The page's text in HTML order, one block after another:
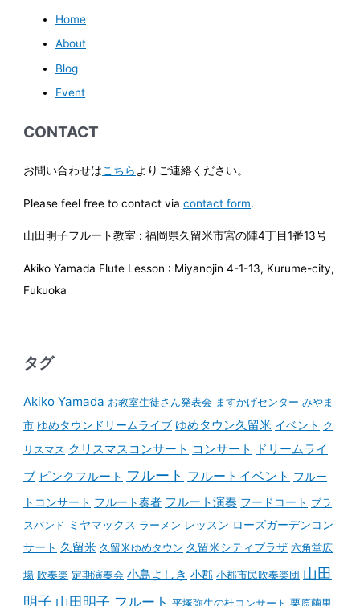
Home
About
Blog
Event
CONTACT
お問い合わせはこちら よりご連絡ください。
Please feel free to contact viacontact form.
山田明子フルート教室 : 福岡県久留米市宮の陣4丁目1番13号
Akiko Yamada Flute Lesson : Miyanojin 4-1-13, Kurume-city,
Fukuoka
タグ
Akiko Yamada お教室生徒さん発表会 ますかげセンター みやま
市 ゆめタウンドリームライブ ゆめタウン久留米 イベント ク
リスマス クリスマスコンサート コンサート
ドリームライ
ブ ピンクフルート フルート フルートイベント フルー
トコンサート フルート奏者 フルート演奏 フードコート ブラ
スバンド ミヤマックス ラーメン レッスン ローズガーデンコン
サート 久留米 久留米ゆめタウン 久留米シティプラザ 六角堂広
場 吹奏楽 定期演奏会 小島よしき 小郡 小郡市民吹奏楽団 山田
明子 山田明子 フルート 平塚弥生の杜コンサート 栗原繭里